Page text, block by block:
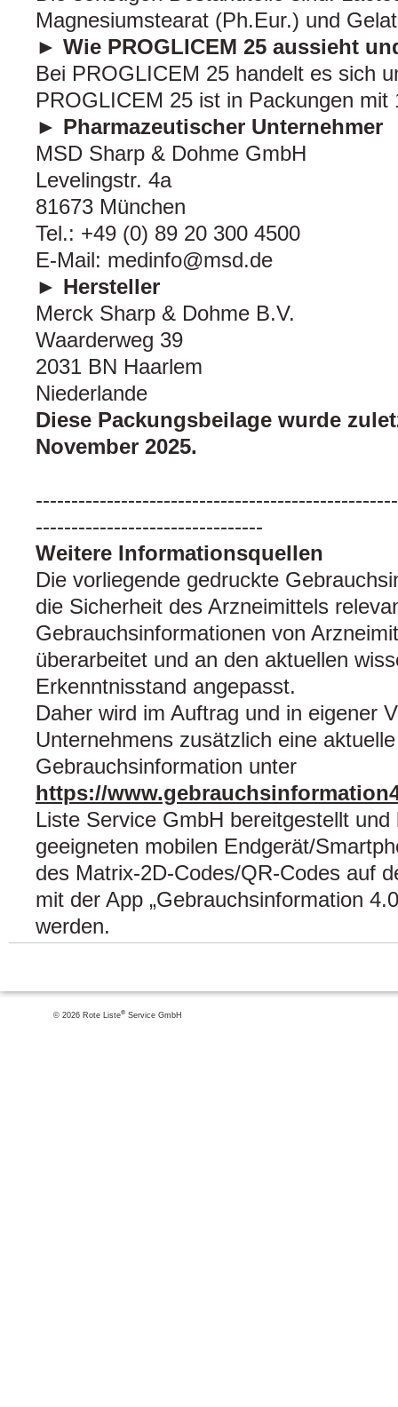
Magnesiumstearat (Ph.Eur.) und
► Wie PROGLICEM 25 aussieht
Bei PROGLICEM 25 handelt es sich
PROGLICEM 25 ist in Packungen mit
► Pharmazeutischer Unternehmer
MSD Sharp & Dohme GmbH
Levelingstr. 4a
81673 München
Tel.: +49 (0) 89 20 300 4500
E-Mail: medinfo@msd.de
► Hersteller
Merck Sharp & Dohme B.V.
Waarderweg 39
2031 BN Haarlem
Niederlande
Diese Packungsbeilage wurde
November 2025.
--------------------------------
Weitere Informationsquellen
Die vorliegende gedruckte
die Sicherheit des Arzneimittels
Gebrauchsinformationen von
überarbeitet und an den aktuellen
Erkenntnisstand angepasst.
Daher wird im Auftrag und in eigener
Unternehmens zusätzlich eine
Gebrauchsinformation unter
https://
Liste Service GmbH bereitgestellt
geeigneten mobilen Endgerät/
des Matrix-2D-Codes/QR-Codes auf
mit der App „Gebrauchsinformation
werden.
© 2026 Rote Liste® Service GmbH